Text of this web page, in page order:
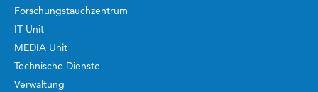
Forschungstauchzentrum
IT Unit
MEDIA Unit
Technische Dienste
Verwaltung